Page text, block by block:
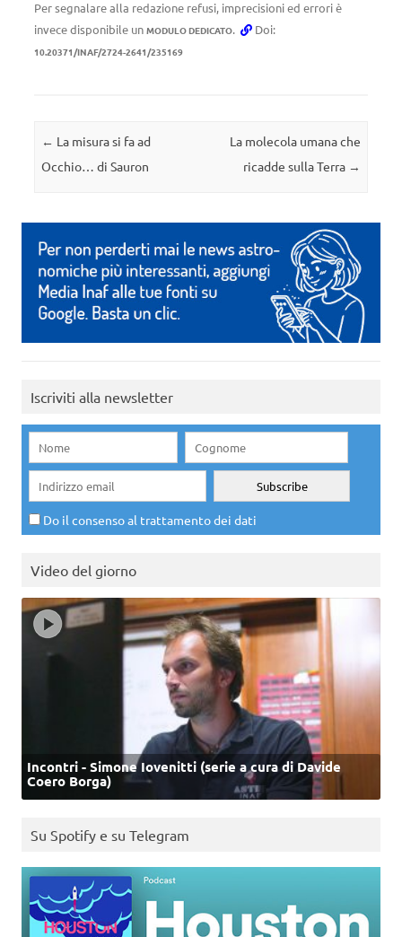
Per segnalare alla redazione refusi, imprecisioni ed errori è
invece disponibile un MODULO DEDICATO. Doi:
10.20371/INAF/2724-2641/235169
Navigazione articolo
← La misura si fa ad
Occhio… di Sauron
La molecola umana che
ricadde sulla Terra →
Iscriviti alla newsletter
Do il consenso al trattamento dei dati
Video del giorno
Incontri - Simone Iovenitti (serie a cura di Davide
Coero Borga)
Su Spotify e su Telegram